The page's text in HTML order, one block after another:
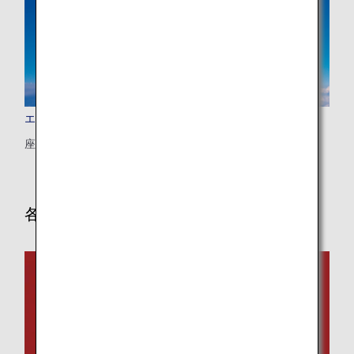
エアバスA320neo (320)
座数：146席
各機材・機内サービス詳細